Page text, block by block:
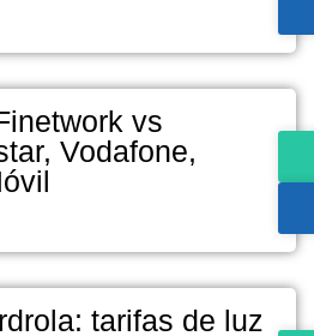
vs
Vodafone,
tarifas de luz